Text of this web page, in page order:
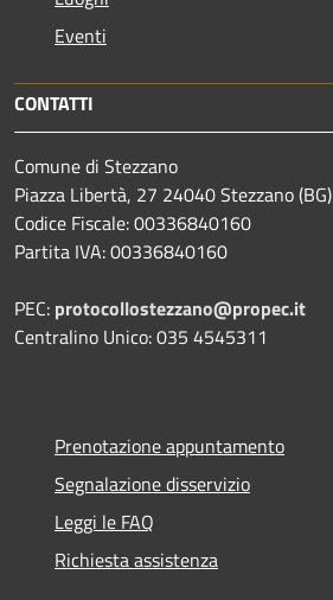
Eventi
CONTATTI
Comune di Stezzano
Piazza Libertà, 27 24040 Stezzano (BG)
Codice Fiscale: 00336840160
Partita IVA: 00336840160
PEC: protocollostezzano@propec.it
Centralino Unico: 035 4545311
Prenotazione appuntamento
Segnalazione disservizio
Leggi le FAQ
Richiesta assistenza